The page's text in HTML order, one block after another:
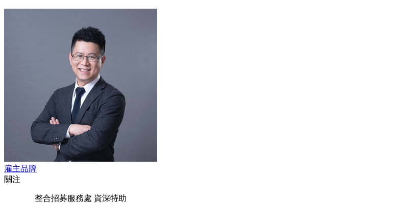
雇主品牌
關注
整合招募服務處 資深特助